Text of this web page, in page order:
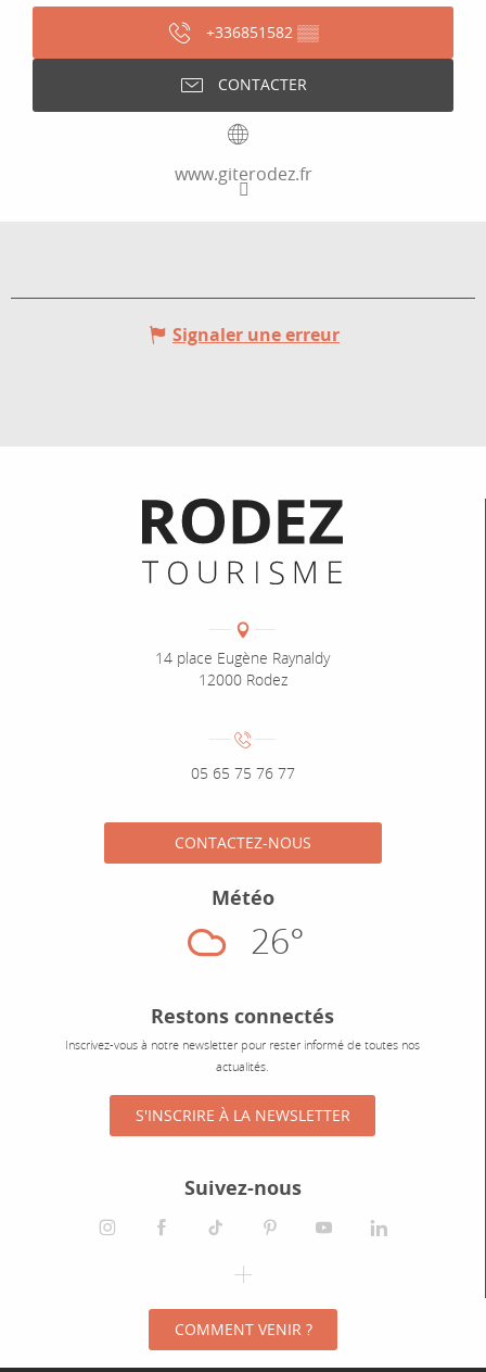
+336851582 ▒▒
CONTACTER
www.giterodez.fr
Signaler une erreur
Informations pratiques
Adresse :
14 place Eugène Raynaldy
12000 Rodez
Numéro de téléphone :
05 65 75 76 77
CONTACTEZ-NOUS
Météo
Nuageux
26°
Restons connectés
Inscrivez-vous à notre newsletter pour rester informé de toutes nos
actualités.
S'INSCRIRE À LA NEWSLETTER
Suivez-nous
instagramfacebooktiktok pinterestyoutube
COMMENT VENIR ?